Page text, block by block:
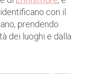
con il
prendendo
dei luoghi e dalla